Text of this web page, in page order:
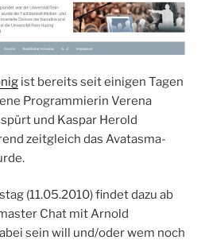
ist bereits seit einigen Tagen
Programmierin Verena
und Kaspar Herold
zeitgleich das Avatasma-
(11.05.2010) findet dazu ab
Chat mit Arnold
sein will und/oder wem noch